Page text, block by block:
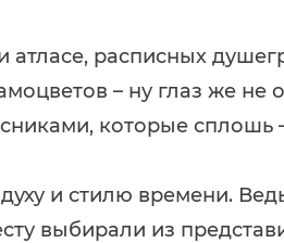
расписных
– ну глаз же
которые
и стилю времени.
выбирали из